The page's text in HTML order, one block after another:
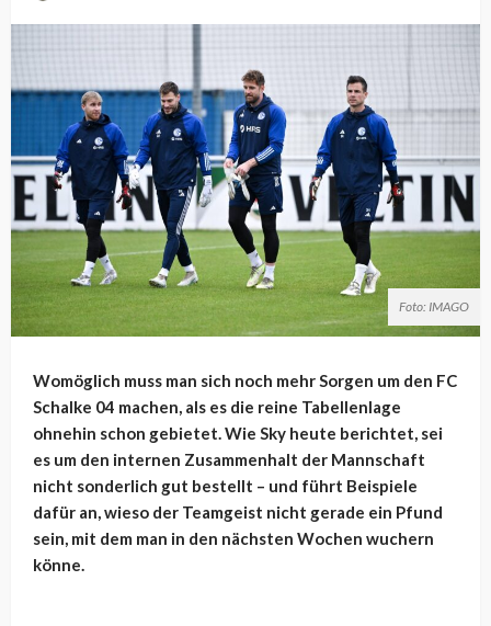
Foto: IMAGO
Womöglich muss man sich noch mehr Sorgen um den FC
Schalke 04 machen, als es die reine Tabellenlage
ohnehin schon gebietet. Wie Sky heute berichtet, sei
es um den internen Zusammenhalt der Mannschaft
nicht sonderlich gut bestellt – und führt Beispiele
dafür an, wieso der Teamgeist nicht gerade ein Pfund
sein, mit dem man in den nächsten Wochen wuchern
könne.